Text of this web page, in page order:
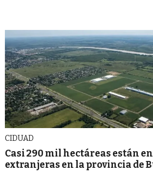
CIDUAD
Casi 290 mil hectáreas están
extranjeras en la provincia de